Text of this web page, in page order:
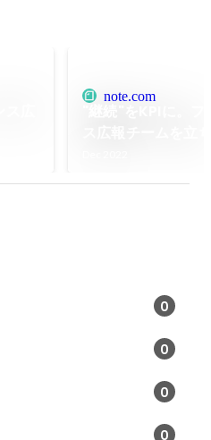
note.com
0
0
0
0